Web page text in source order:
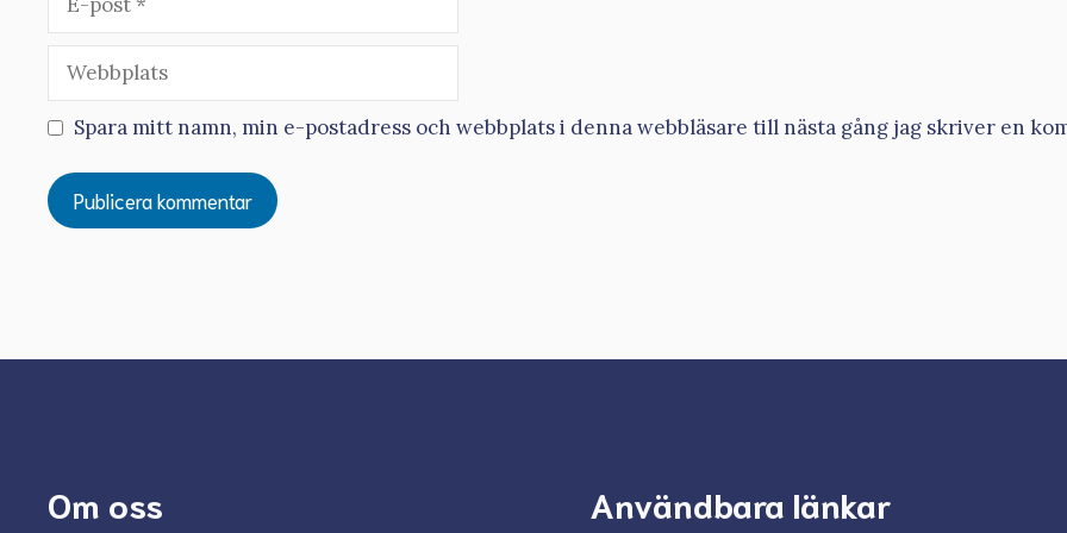
post
Webbplats
Spara mitt namn, min e-postadress och webbplats i denna webbläsare till nästa gång jag skriver en
Om oss Användbara länkar